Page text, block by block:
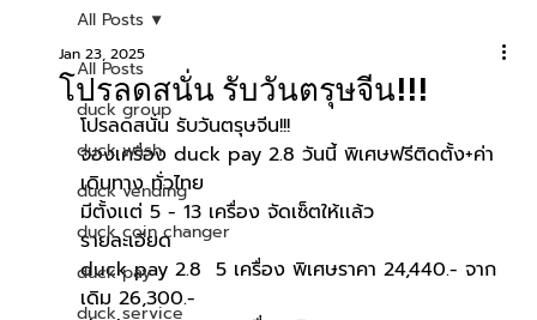
All Posts
duck group
duck wash
duck vending
duck coin changer
duck pay
duck service
All Posts
โปรลดสนั่น รับวันตรุษจีน!!!
Jan 23, 2025
โปรลดสนั่น รับวันตรุษจีน!!!
จองเครื่อง duck pay 2.8 วันนี้ พิเศษฟรีติดตั้ง+ค่า
เดินทาง ทั่วไทย
มีตั้งเเต่ 5 - 13 เครื่อง จัดเซ็ตให้เเล้ว
รายละเอียด
duck pay 2.8  5 เครื่อง พิเศษราคา 24,440.- จาก
เดิม 26,300.-